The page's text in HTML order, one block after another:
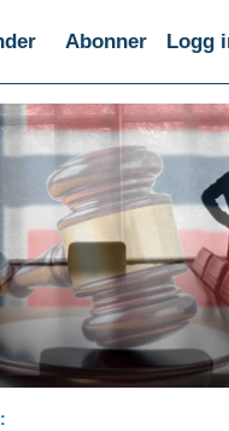
Abonner Logg